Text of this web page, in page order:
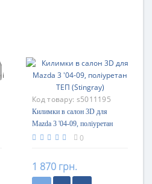
Код товару: s5011195
Килимки в салон 3D для
Mazda 3 '04-09, поліуретан
ТЕП (Stingray) 0
1 870 грн.